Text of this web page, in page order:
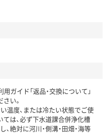
ガイド「返品・交換について」
い。
温度、または冷たい状態でご使
ては、必ず下水道課合併浄化槽
絶対に河川・側溝・田畑・海等